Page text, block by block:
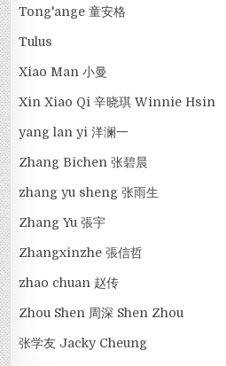
Tong'ange 童安格
Tulus
Xiao Man 小曼
Xin Xiao Qi 辛晓琪 Winnie Hsin
yang lan yi 洋澜一
Zhang Bichen 张碧晨
zhang yu sheng 张雨生
Zhang Yu 張宇
Zhangxinzhe 張信哲
zhao chuan 赵传
Zhou Shen 周深 Shen Zhou
张学友 Jacky Cheung